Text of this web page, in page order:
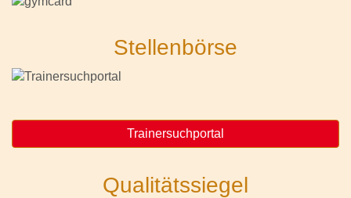
Stellenbörse
Trainersuchportal
Qualitätssiegel